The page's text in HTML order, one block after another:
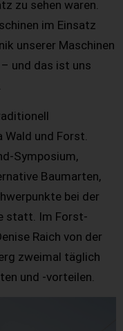
zu sehen waren.
im Einsatz
unserer Maschinen
und das ist uns
und Forst.
Symposium,
Baumarten,
bei der
statt. Im Forst-
Raich von der
zweimal täglich
und -vorteilen.